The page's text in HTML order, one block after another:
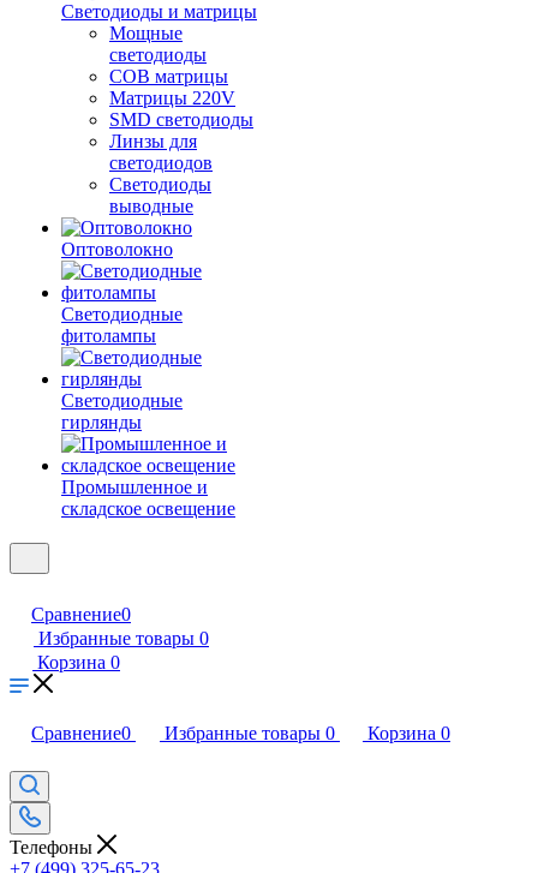
Светодиоды и матрицы
Мощные
светодиоды
COB матрицы
Матрицы 220V
SMD светодиоды
Линзы для
светодиодов
Светодиоды
выводные
Оптоволокно
Светодиодные
фитолампы
Светодиодные
гирлянды
Промышленное и
складское освещение
Сравнение0
Избранные товары 0
Корзина 0
Сравнение0 Избранные товары 0 Корзина 0
Телефоны
+7 (499) 325-65-23